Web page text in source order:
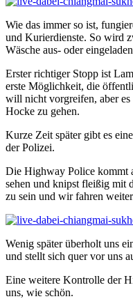
Wie das immer so ist,
und Kurierdienste. So wird
Wäsche aus- oder
Erster richtiger Stopp ist
erste Möglichkeit, die
will nicht vorgreifen, aber
Hocke zu gehen.
Kurze Zeit später gibt es
der Polizei.
Die Highway Police kommt
sehen und knipst fleißig mit
zu sein und wir fahren
Wenig später überholt uns
und stellt sich quer vor uns
Eine weitere Kontrolle der
uns, wie schön.